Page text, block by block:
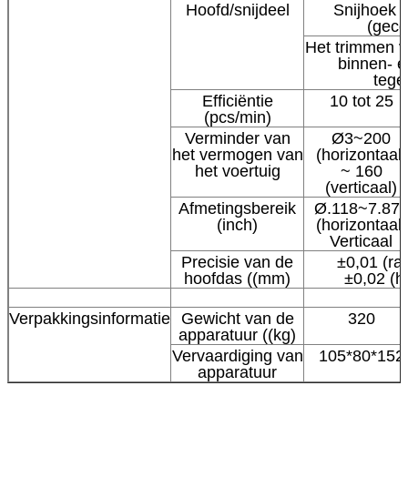
Hoofd/snijdeel
Snijhoek
Het trimmen
binnen-
Efficiëntie
(pcs/min)
10 tot 25
Verminder van
het vermogen van
het voertuig
Ø3~200
(horizontaal)
~ 160
(verticaal)
Afmetingsbereik
(inch)
Ø.118~7.875
(horizontaal)
Verticaal
Precisie van de
hoofdas ((mm)
±0,01
±0,02
Verpakkingsinformatie
Gewicht van de
apparatuur ((kg)
320
Vervaardiging van
apparatuur
105*80*152